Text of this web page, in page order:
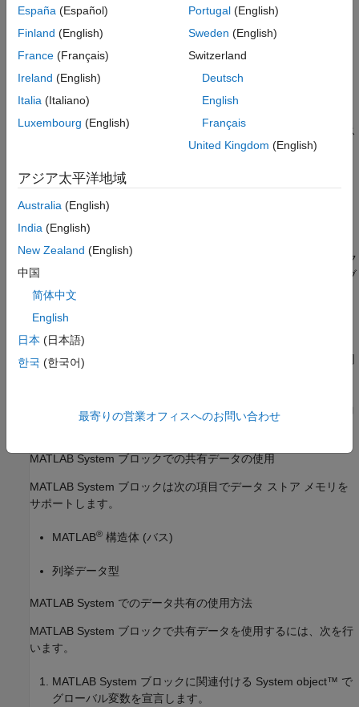
P コード System object での共有データの使
用
ex_globalsys_objmatrix1.slx
ex_globalsys_simulink_signal_share.slx
MATLAB System ブロックとのデータの共有
Simulink では、データ ストア メモリを使用して、グローバル
Simulink.Signal オブジェクトのいずれかを使用して、データ ス
トア メモリを実装します。グローバル データの格納方法は、グ
MATLAB System
Data Store Memory
オブジェク
ブ
ロックによりデータはモデルのスコープになります。
グローバル変数は、モデル内の同じ名前をもつ最も近い
Data Store Memory
す。2 つの異なる
ブロックに表示される同
この機能を使用して、データの可視性をサブシステムにスコ
MATLAB System ブロックでの共有データの使用
MATLAB System ブロックは次の項目でデータ ストア メモリを
サポートします。
MATLAB® 構造体 (バス)
列挙データ型
MATLAB System でのデータ共有の使用方法
MATLAB System ブロックで共有データを使用するには、次を行
います。
MATLAB System ブロックに関連付ける System object™ で
グローバル変数を宣言します。
España (Español)
Finland (English)
France (Français)
Ireland (English)
Italia (Italiano)
Luxembourg (English)
Portugal(English)
Sweden (English)
Switzerland
Deutsch
English
Français
United Kingdom (English)
アジア太平洋地域
Australia (English)
India (English)
New Zealand (English)
中国
简体中文
English
日本 (日本語)
한국 (한국어)
最寄りの営業オフィスへのお問い合わせ